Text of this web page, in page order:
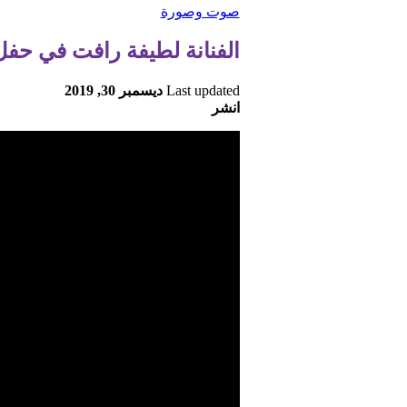
صوت وصورة
الفنانة لطيفة رافت في
Last updated ديسمبر 30, 2019
انشر